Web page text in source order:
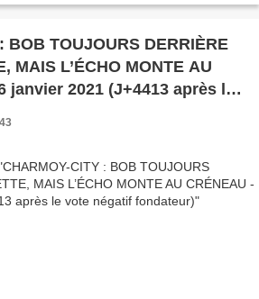
BOB TOUJOURS DERRIÈRE
MAIS L’ÉCHO MONTE AU
janvier 2021 (J+4413 après le